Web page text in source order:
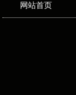
网站首页